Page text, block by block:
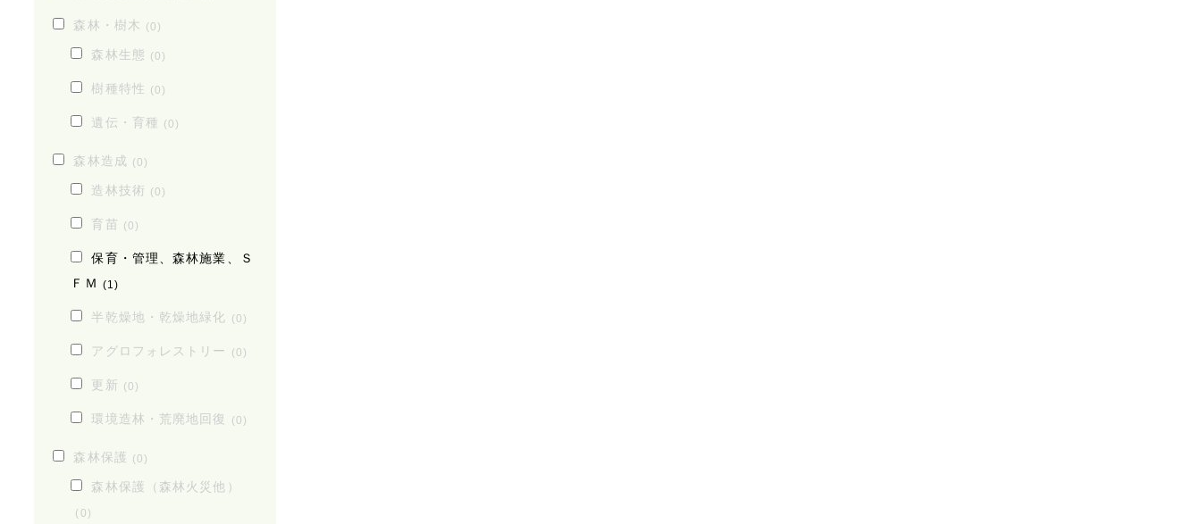
森林・樹木 (0)
森林生態 (0)
樹種特性 (0)
遺伝・育種 (0)
森林造成 (0)
造林技術 (0)
育苗 (0)
保育・管理、森林施業、Ｓ
ＦＭ (1)
半乾燥地・乾燥地緑化 (0)
アグロフォレストリー (0)
更新 (0)
環境造林・荒廃地回復 (0)
森林保護 (0)
森林保護（森林火災他）
(0)